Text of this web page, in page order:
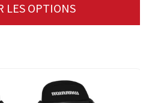
LES OPTIONS